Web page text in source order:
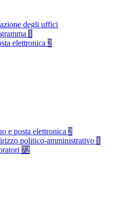
degli uffici
1
elettronica 2
e posta elettronica 2
politico-amministrativo 1
72